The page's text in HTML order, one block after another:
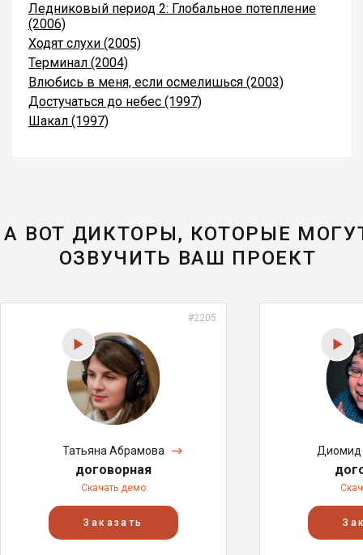
Ледниковый период 2: Глобальное потепление
(2006)
Ходят слухи (2005)
Терминал (2004)
Влюбись в меня, если осмелишься (2003)
Достучаться до небес (1997)
Шакал (1997)
А ВОТ ДИКТОРЫ, КОТОРЫЕ
ОЗВУЧИТЬ ВАШ ПРОЕКТ
#2205
Татьяна Абрамова
договорная
Скачать демо
Заказать
Диомид